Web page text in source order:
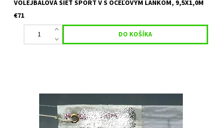
VOLEJBALOVÁ SIEŤ SPORT V S OCEĽOVÝM LANKOM, 9,5X1,0M
€71
Volejbalová sieť s kevlarovým lankom o dĺžke 11,5m, sieť je
obšitá v hornej časti vyztuženou PVC páskou šírky 50 mm,
veľkosť oka 10x10 cm, polypropylén 3 mm, farba: čierna